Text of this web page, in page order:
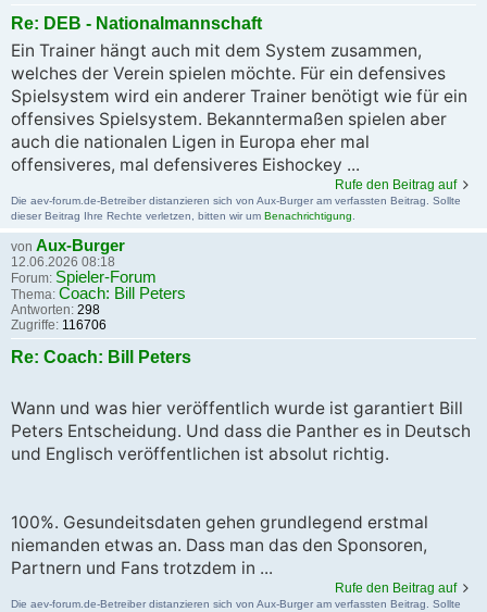
Re: DEB - Nationalmannschaft
Ein Trainer hängt auch mit dem System zusammen,
welches der Verein spielen möchte. Für ein defensives
Spielsystem wird ein anderer Trainer benötigt wie für ein
offensives Spielsystem. Bekanntermaßen spielen aber
auch die nationalen Ligen in Europa eher mal
offensiveres, mal defensiveres Eishockey ...
Rufe den Beitrag auf
Die aev-forum.de-Betreiber distanzieren sich von Aux-Burger am verfassten Beitrag. Sollte
dieser Beitrag Ihre Rechte verletzen, bitten wir um Benachrichtigung.
von Aux-Burger
12.06.2026 08:18
Forum: Spieler-Forum
Thema: Coach: Bill Peters
Antworten: 298
Zugriffe: 116706
Re: Coach: Bill Peters
Wann und was hier veröffentlich wurde ist garantiert Bill
Peters Entscheidung. Und dass die Panther es in Deutsch
und Englisch veröffentlichen ist absolut richtig.
100%. Gesundeitsdaten gehen grundlegend erstmal
niemanden etwas an. Dass man das den Sponsoren,
Partnern und Fans trotzdem in ...
Rufe den Beitrag auf
Die aev-forum.de-Betreiber distanzieren sich von Aux-Burger am verfassten Beitrag. Sollte